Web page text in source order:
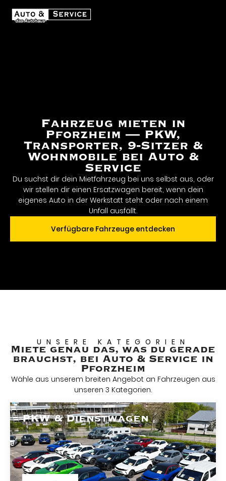
Fahrzeug mieten in
Pforzheim — PKW,
Transporter, 9-Sitzer &
Wohnmobile bei Auto &
Service
Du suchst dir dein Mietfahrzeug bei uns selbst aus, oder
wir stellen dir einen Ersatzwagen bereit, wenn dein
eigenes Auto in der Werkstatt steht oder nach einem
Unfall ausfällt.
Verfügbare Fahrzeuge entdecken
UNSERE KATEGORIEN
Miete genau das, was du gerade
brauchst, bei Auto & Service in
Pforzheim
Wähle aus unserem breiten Angebot an Fahrzeugen aus
unseren 3 Kategorien.
PKW & Dienstwagen